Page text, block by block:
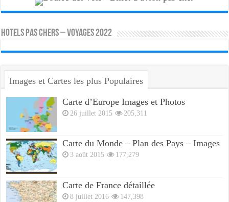
HOTELS PAS CHERS – VOYAGES 2022
Images et Cartes les plus Populaires
Carte d’Europe Images et Photos
26 juillet 2015 205,311
Carte du Monde – Plan des Pays – Images
3 août 2015 177,279
Carte de France détaillée
8 juillet 2016 147,398